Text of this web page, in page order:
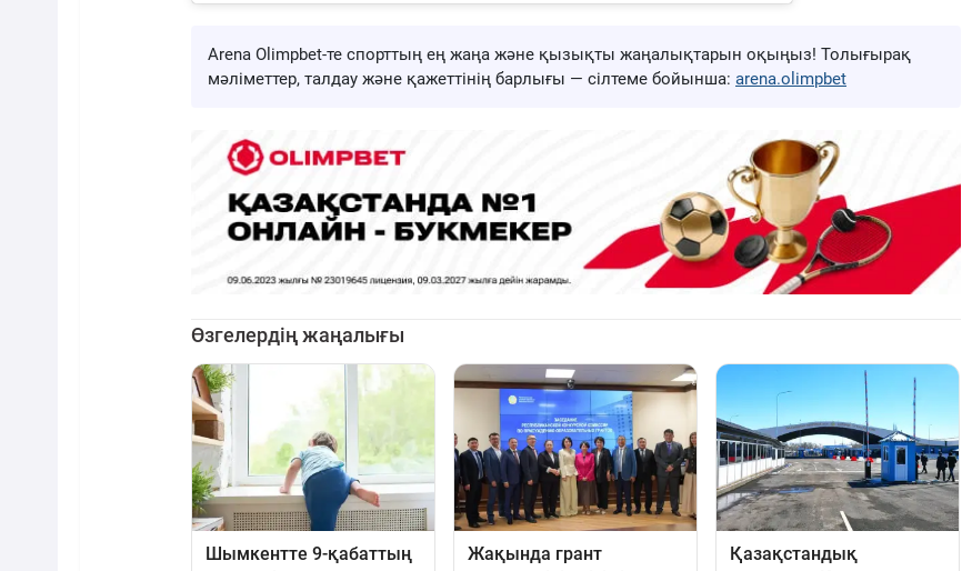
Arena Olimpbet-те спорттың ең жаңа және қызықты жаңалықтарын оқыңыз! Толығырақ
мәліметтер, талдау және қажеттінің барлығы — сілтеме бойынша: arena.olimpbet